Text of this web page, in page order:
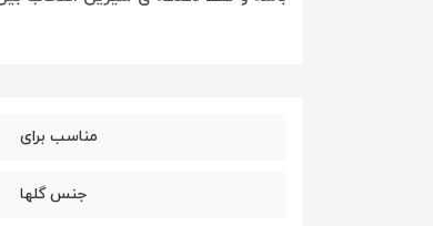
مناسب برای
جنس گلها